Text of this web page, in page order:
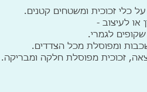
כלי זכוכית ומשטחים קטנים.
או לעיצוב -
לגמרי.
זכוכית מפוסלת חלקה ומבריקה.